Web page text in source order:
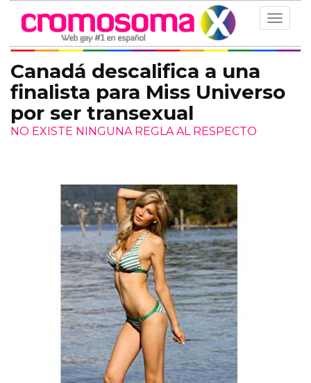
Toggle
Canadá descalifica a una
finalista para Miss Universo
por ser transexual
NO EXISTE NINGUNA REGLA AL RESPECTO